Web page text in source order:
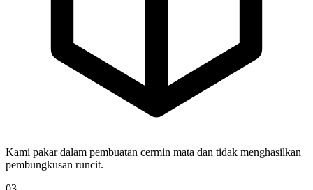
Kami pakar dalam pembuatan cermin mata dan tidak menghasilkan
pembungkusan runcit.